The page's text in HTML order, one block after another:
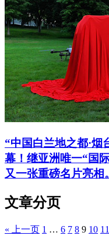
“中国白兰地之都·烟
幕！继亚洲唯一“国
又一张重磅名片亮相。
文章分页
« 上一页 1 … 6 7 8 9 10 11